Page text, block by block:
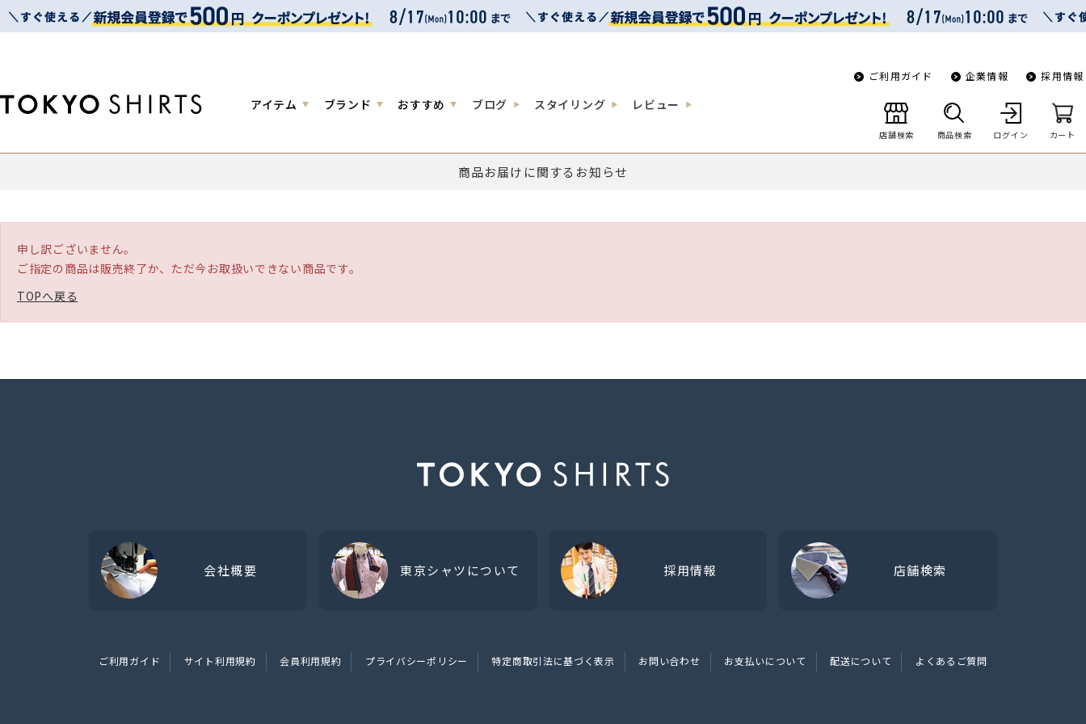
アイテム ブランド おすすめ ブログ スタイリング レビュー
ご利用ガイド 企業情報 採用情報
店舗検索 商品検索 ログイン カート
商品お届けに関するお知らせ
申し訳ございません。
ご指定の商品は販売終了か、ただ今お取扱いできない商品です。
TOPへ戻る
会社概要 東京シャツについて 採用情報 店舗検索
ご利用ガイド サイト利用規約 会員利用規約 プライバシーポリシー 特定商取引法に基づく表示 お問い合わせ お支払いについて 配送について よくあるご質問